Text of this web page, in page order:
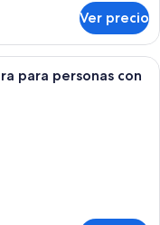
Ver precio
tabla de planchar con
para personas con